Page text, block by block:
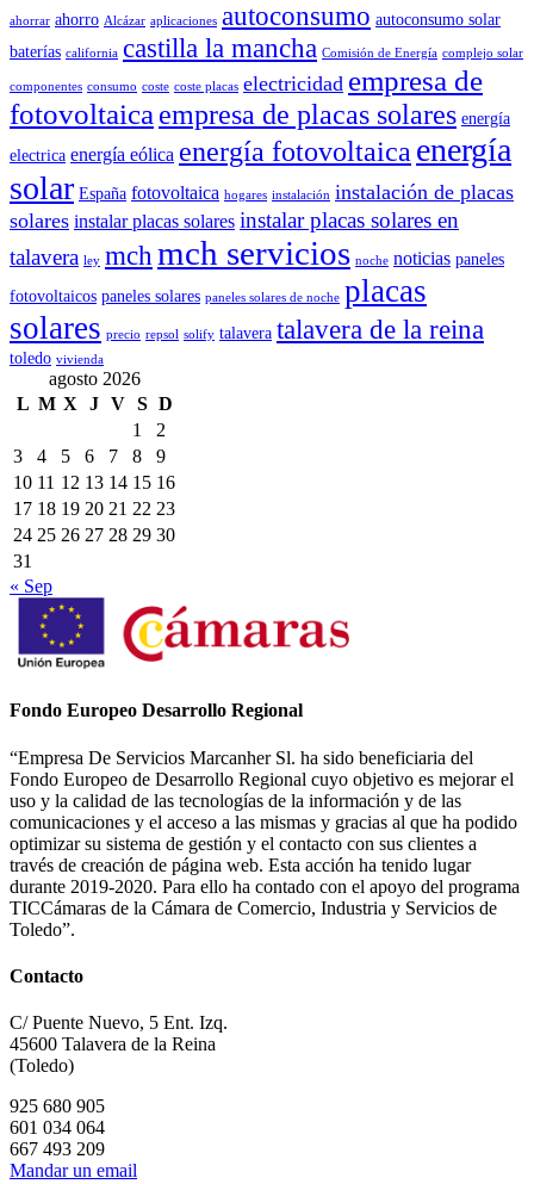
ahorrar ahorro Alcázar aplicaciones autoconsumo autoconsumo solar
baterías california castilla la mancha Comisión de Energía complejo solar
componentes consumo coste coste placas electricidad empresa de
fotovoltaica empresa de placas solares energía
electrica energía eólica energía fotovoltaica energía
solar España fotovoltaica hogares instalación instalación de placas
solares instalar placas solares instalar placas solares en
talavera ley mch mch servicios noche noticias paneles
fotovoltaicos paneles solares paneles solares de noche placas
solares precio repsol solify talavera talavera de la reina
toledo vivienda
agosto 2026
L M X J V S D
1
2
3
4 5 6 7 8
9
10 11 12 13 14 15 16
17 18 19 20 21 22 23
24 25 26 27 28 29 30
31
« Sep
Fondo Europeo Desarrollo Regional
“Empresa De Servicios Marcanher Sl. ha sido beneficiaria del
Fondo Europeo de Desarrollo Regional cuyo objetivo es mejorar el
uso y la calidad de las tecnologías de la información y de las
comunicaciones y el acceso a las mismas y gracias al que ha podido
optimizar su sistema de gestión y el contacto con sus clientes a
través de creación de página web. Esta acción ha tenido lugar
durante 2019-2020. Para ello ha contado con el apoyo del programa
TICCámaras de la Cámara de Comercio, Industria y Servicios de
Toledo”.
Contacto
C/ Puente Nuevo, 5 Ent. Izq.
45600 Talavera de la Reina
(Toledo)
925 680 905
601 034 064
667 493 209
Mandar un email